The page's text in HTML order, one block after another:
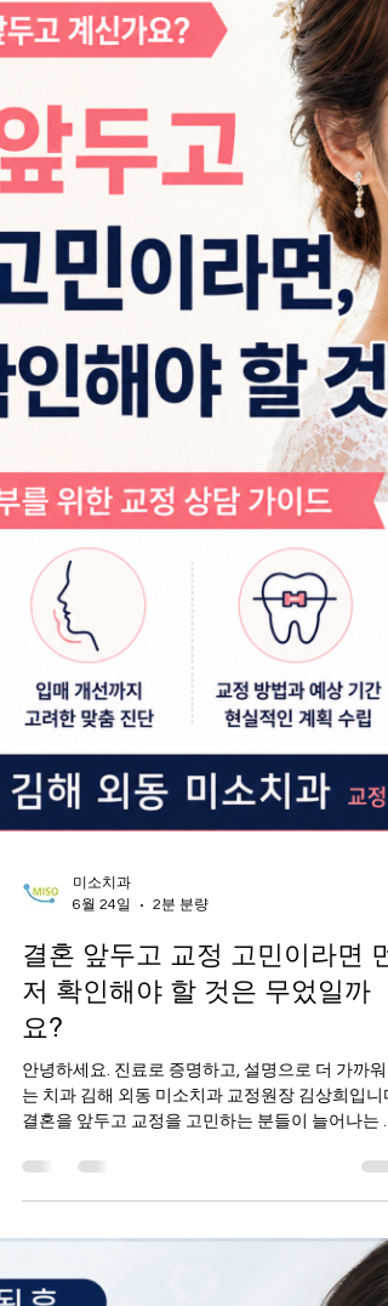
는 치과 김해 외동 미소치과 교정원장 김상희입니
앞니가 겹쳐 보인다고 모두 같은 상황은 아닙니다
등학교 고학년 자녀를 둔 학부모님들 중에는 어느
아이의 앞니가 조금씩 겹쳐 보이는 모습을 발견하
교정이 필요한지 고민하게 되는 경우가 많습니다.
직 유치가 남아있거나 성장 과정이라고 생각해 조
더 기다려 보자는 선택을 하기도 합니다. ​ 물론 성장
과정에서 일시적으로 치아 배열이 고르지 않아 보
수는 있습니다. 하지만 영구치가 자리를 잡는 시기
공간 부족이 시작된 경우라면 시간이 지나면서 자
스럽게 해결되기보다 오히려 더 복잡해지는 경우도
적지 않습니다. ​ 따라서 단순히 치아가 삐뚤어졌다
결과만 보는 것이 아니라 왜 겹쳐지고 있는지 원인
확인하는 과정이 중요합니다. 입으로 숨 쉬는 습관
생각보다 많은 영향을 줄 수 있습니다 교정 상담을
다 보면 치아 배열과 함께 생활 습관을 확
6월 24일
결혼 앞두고 교정 고민이라면 먼
저 확인해야 할 것은 무었일까
요?